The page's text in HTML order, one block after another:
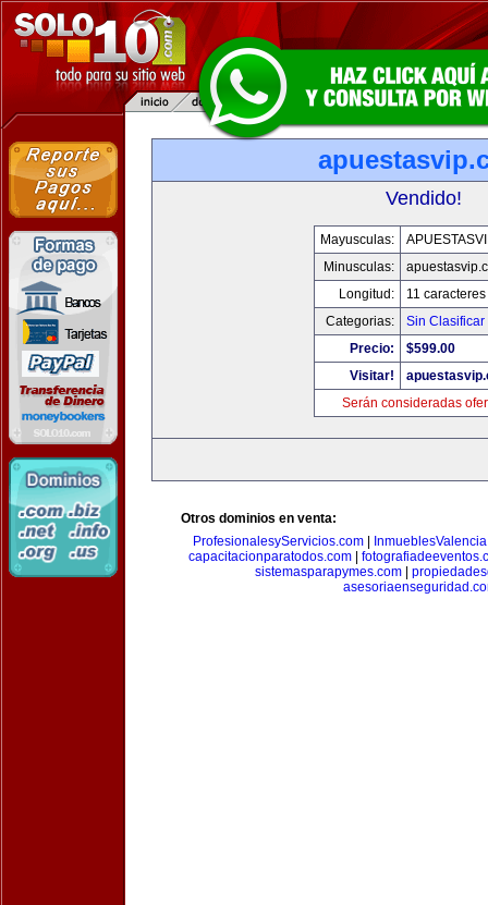
Vendido!
Mayusculas:
Minusculas:
Longitud:
11 caracteres
Categorias:
Sin Clasificar
Precio:
$599.00
Visitar!
Serán consideradas
Otros dominios en venta:
ProfesionalesyServicios.com|
capacitacionparatodos.com|
sistemasparapymes.com|